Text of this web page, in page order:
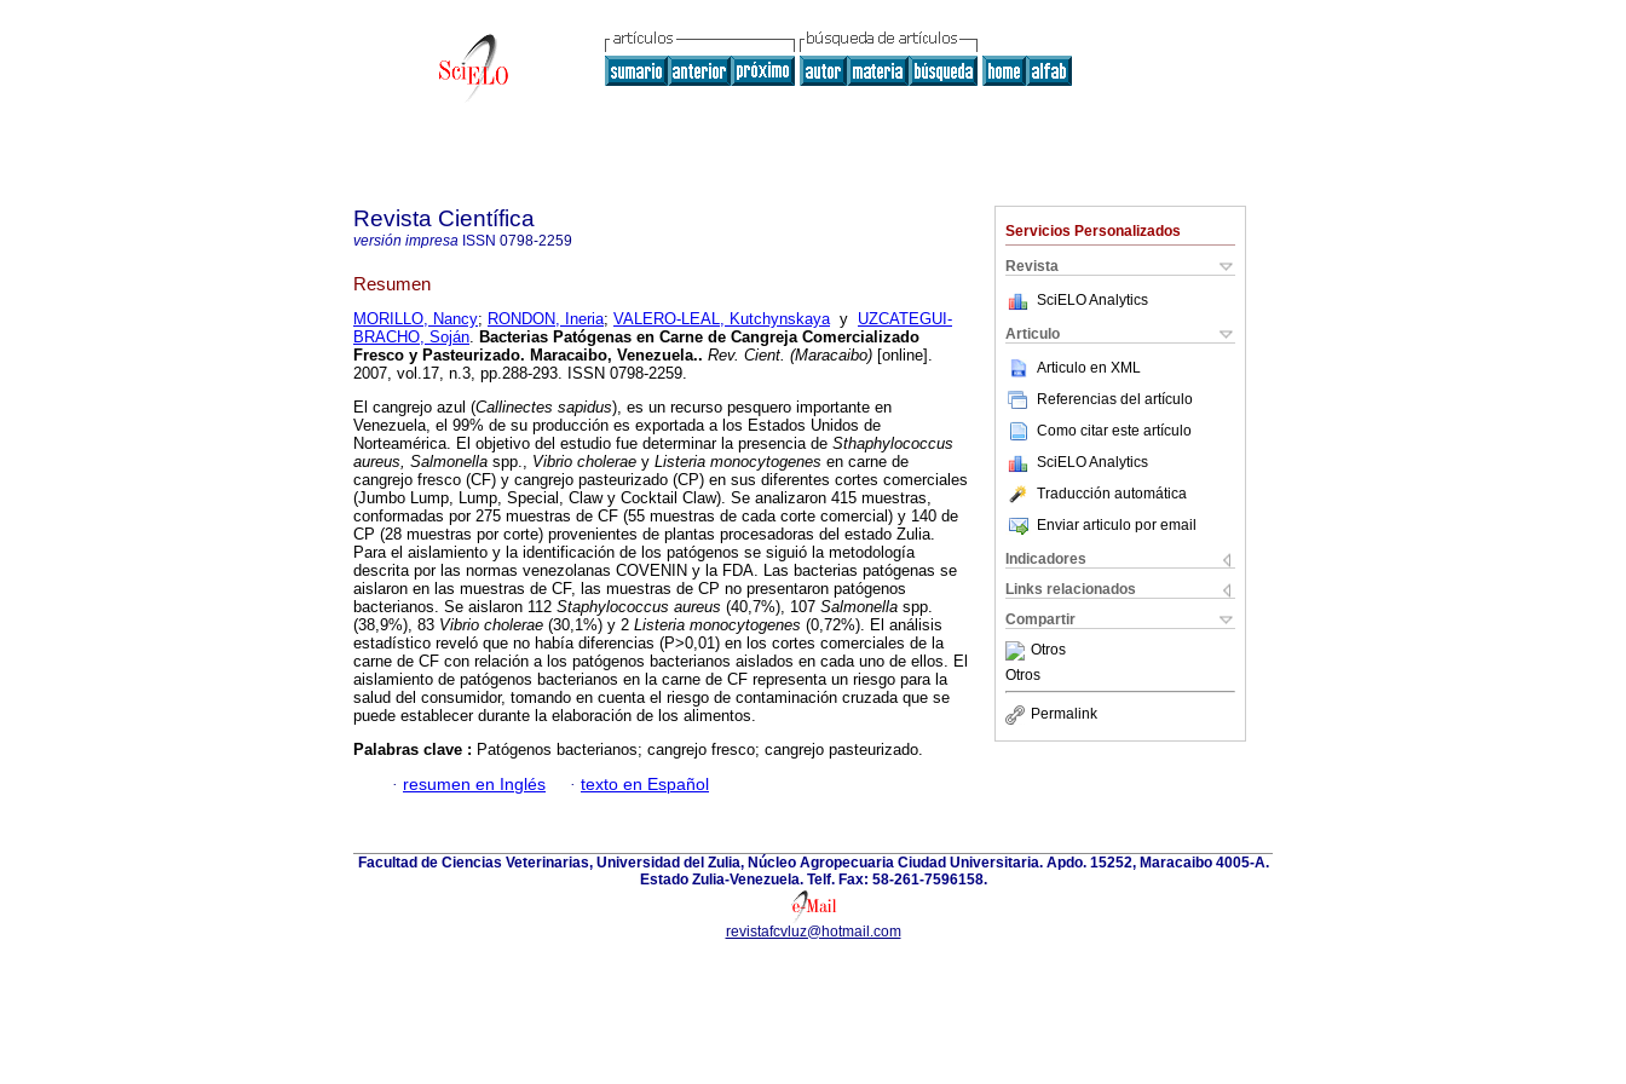
Servicios Personalizados
Revista
SciELO Analytics
Articulo
Articulo en XML
Referencias del artículo
Como citar este artículo
SciELO Analytics
Traducción automática
Enviar articulo por email
Indicadores
Links relacionados
Compartir
Otros
Otros
Permalink
Revista Científica
versión impresa ISSN 0798-2259
Resumen
MORILLO, Nancy; RONDON, Ineria; VALERO-LEAL, Kutchynskayay UZCATEGUI-
BRACHO, Soján. Bacterias Patógenas en Carne de Cangreja Comercializado
Fresco y Pasteurizado. Maracaibo, Venezuela.. Rev. Cient. (Maracaibo) [online].
2007, vol.17, n.3, pp.288-293. ISSN 0798-2259.
El cangrejo azul (Callinectes sapidus), es un recurso pesquero importante en
Venezuela, el 99% de su producción es exportada a los Estados Unidos de
Norteamérica. El objetivo del estudio fue determinar la presencia de Sthaphylococcus
aureus, Salmonella spp., Vibrio cholerae y Listeria monocytogenes en carne de
cangrejo fresco (CF) y cangrejo pasteurizado (CP) en sus diferentes cortes comerciales
(Jumbo Lump, Lump, Special, Claw y Cocktail Claw). Se analizaron 415 muestras,
conformadas por 275 muestras de CF (55 muestras de cada corte comercial) y 140 de
CP (28 muestras por corte) provenientes de plantas procesadoras del estado Zulia.
Para el aislamiento y la identificación de los patógenos se siguió la metodología
descrita por las normas venezolanas COVENIN y la FDA. Las bacterias patógenas se
aislaron en las muestras de CF, las muestras de CP no presentaron patógenos
bacterianos. Se aislaron 112 Staphylococcus aureus (40,7%), 107 Salmonella spp.
(38,9%), 83 Vibrio cholerae (30,1%) y 2 Listeria monocytogenes (0,72%). El análisis
estadístico reveló que no había diferencias (P>0,01) en los cortes comerciales de la
carne de CF con relación a los patógenos bacterianos aislados en cada uno de ellos. El
aislamiento de patógenos bacterianos en la carne de CF representa un riesgo para la
salud del consumidor, tomando en cuenta el riesgo de contaminación cruzada que se
puede establecer durante la elaboración de los alimentos.
Palabras clave : Patógenos bacterianos; cangrejo fresco; cangrejo pasteurizado.
· resumen en Inglés · texto en Español
Facultad de Ciencias Veterinarias, Universidad del Zulia, Núcleo Agropecuaria Ciudad Universitaria. Apdo. 15252, Maracaibo 4005-A.
Estado Zulia-Venezuela. Telf. Fax: 58-261-7596158.
revistafcvluz@hotmail.com